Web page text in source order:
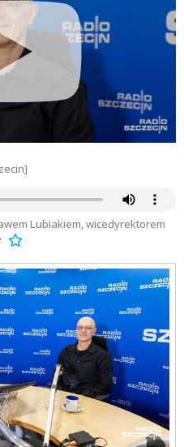
Lubiakiem, wicedyrektorem